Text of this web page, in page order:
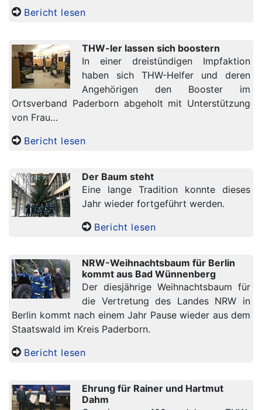
Bericht lesen
THW-ler lassen sich boostern
In einer dreistündigen Impfaktion
haben sich THW-Helfer und deren
Angehörigen den Booster im
Ortsverband Paderborn abgeholt mit Unterstützung
von Frau…
Bericht lesen
Der Baum steht
Eine lange Tradition konnte dieses
Jahr wieder fortgeführt werden.
Bericht lesen
NRW-Weihnachtsbaum für Berlin
kommt aus Bad Wünnenberg
Der diesjährige Weihnachtsbaum für
die Vertretung des Landes NRW in
Berlin kommt nach einem Jahr Pause wieder aus dem
Staatswald im Kreis Paderborn.
Bericht lesen
Ehrung für Rainer und Hartmut
Dahm